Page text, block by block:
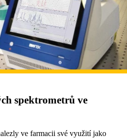
spektrometrů ve
ve farmacii své využití jako